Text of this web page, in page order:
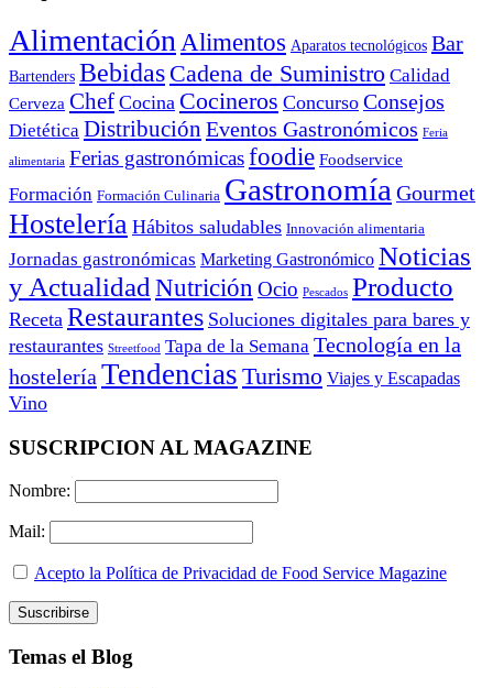
Alimentación Alimentos Aparatos tecnológicos Bar
Bartenders Bebidas Cadena de Suministro Calidad
Cerveza Chef Cocina Cocineros Concurso Consejos
Dietética Distribución Eventos Gastronómicos Feria
alimentaria Ferias gastronómicasfoodie Foodservice
Formación Formación Culinaria Gastronomía Gourmet
Hostelería Hábitos saludables Innovación alimentaria
Jornadas gastronómicas Marketing Gastronómico Noticias
y Actualidad Nutrición Ocio Pescados Producto
Receta Restaurantes Soluciones digitales para bares y
restaurantes Streetfood Tapa de la Semana Tecnología en la
hostelería Tendencias Turismo Viajes y Escapadas
Vino
SUSCRIPCION AL MAGAZINE
Nombre:
Mail:
Acepto la Política de Privacidad de Food Service Magazine
Temas el Blog